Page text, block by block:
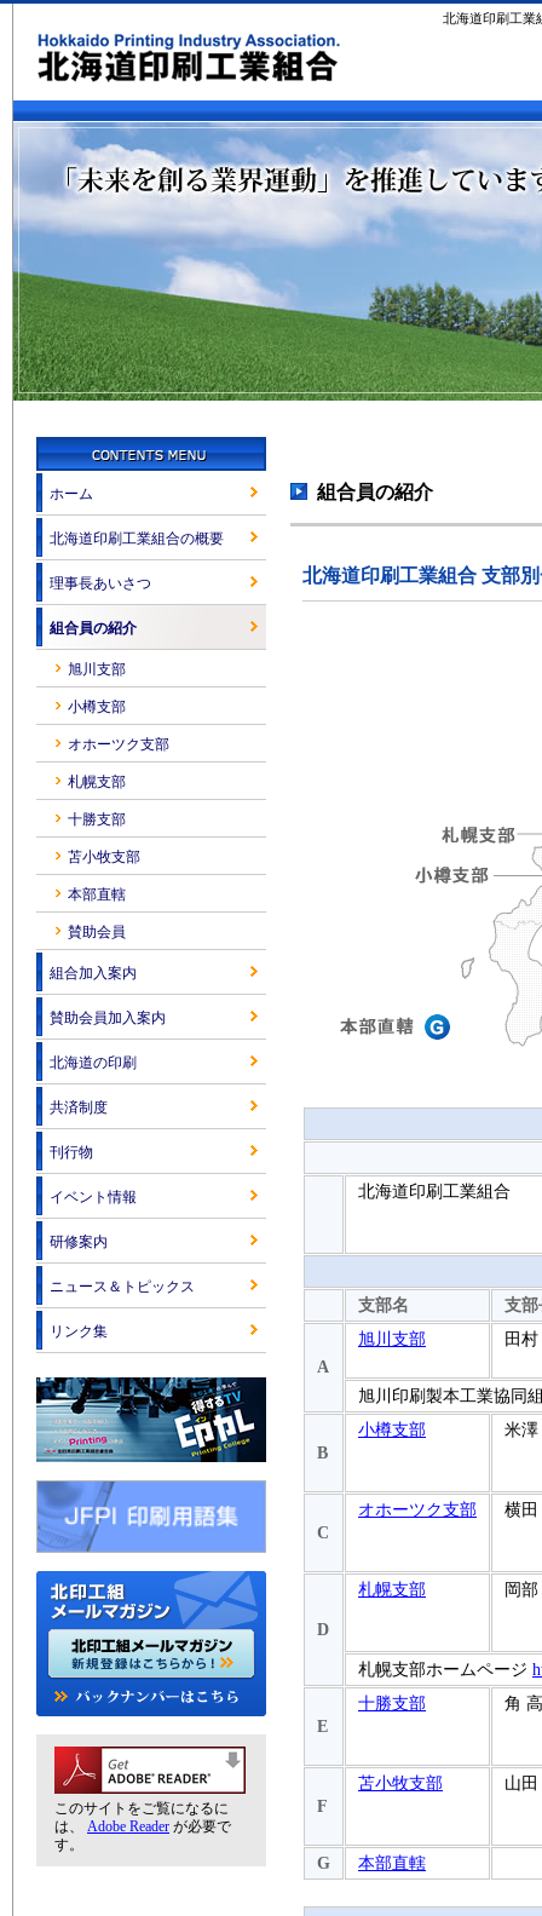
北海道印刷工業
組合員の紹介
北海道印刷工業組合 支部
北海道印刷工業組合
支部名 支部
A
旭川支部 田
旭川印刷製本工業協同
B
小樽支部 米澤
C
オホーツク支部 横田
D
札幌支部 岡
札幌支部ホームページ
E
十勝支部 角
F
苫小牧支部 山
G 本部直轄
ホーム
北海道印刷工業組合の概要
理事長あいさつ
組合員の紹介
旭川支部
小樽支部
オホーツク支部
札幌支部
十勝支部
苫小牧支部
本部直轄
賛助会員
組合加入案内
賛助会員加入案内
北海道の印刷
共済制度
刊行物
イベント情報
研修案内
ニュース＆トピックス
リンク集
このサイトをご覧になるに
は、 Adobe Reader が必要で
す。